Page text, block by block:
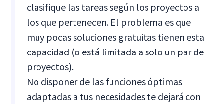
clasifique las tareas según los proyectos a
los que pertenecen. El problema es que
muy pocas soluciones gratuitas tienen esta
capacidad (o está limitada a solo un par de
proyectos).
No disponer de las funciones óptimas
adaptadas a tus necesidades te dejará con